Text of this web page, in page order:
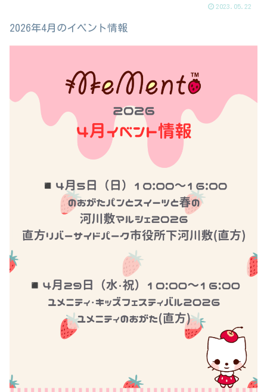
2023.05.22
2026年4月のイベント情報